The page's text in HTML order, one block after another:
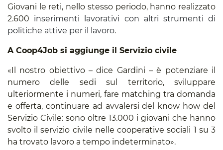
Giovani le reti, nello stesso periodo, hanno realizzato
2.600 inserimenti lavorativi con altri strumenti di
politiche attive per il lavoro.
A Coop4Job si aggiunge il Servizio civile
«Il nostro obiettivo – dice Gardini – è potenziare il
numero delle sedi sul territorio, sviluppare
ulteriormente i numeri, fare matching tra domanda
e offerta, continuare ad avvalersi del know how del
Servizio Civile: sono oltre 13.000 i giovani che hanno
svolto il servizio civile nelle cooperative sociali 1 su 3
ha trovato lavoro a tempo indeterminato».